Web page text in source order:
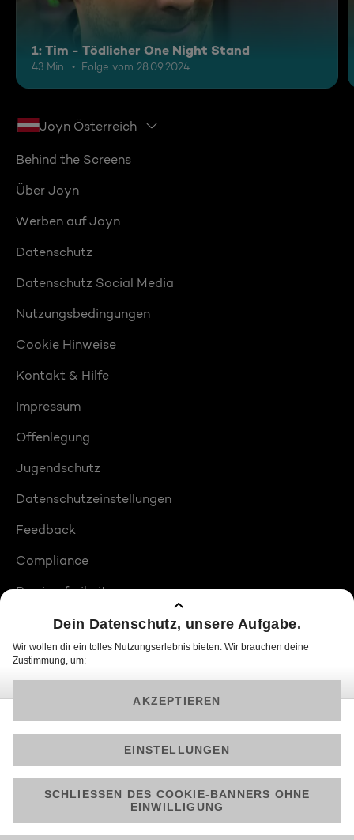
1: Tim - Tödlicher One Night Stand
43 Min. Folge vom 28.09.2024
Joyn Österreich
Behind the Screens
Über Joyn
Werben auf Joyn
Datenschutz
Datenschutz Social Media
Nutzungsbedingungen
Cookie Hinweise
Kontakt & Hilfe
Impressum
Offenlegung
Jugendschutz
Datenschutzeinstellungen
Feedback
Compliance
Barrierefreiheit
Produktplatzierungen